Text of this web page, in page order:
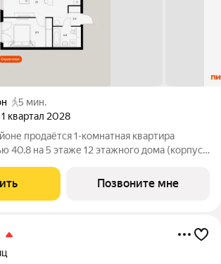
5 мин.
1 квартал 2028
продаётся 1-комнатная квартира
40.8 на 5 этаже 12 этажного дома (корпус
пешком до станции метро «Водный
на
Позвоните мне